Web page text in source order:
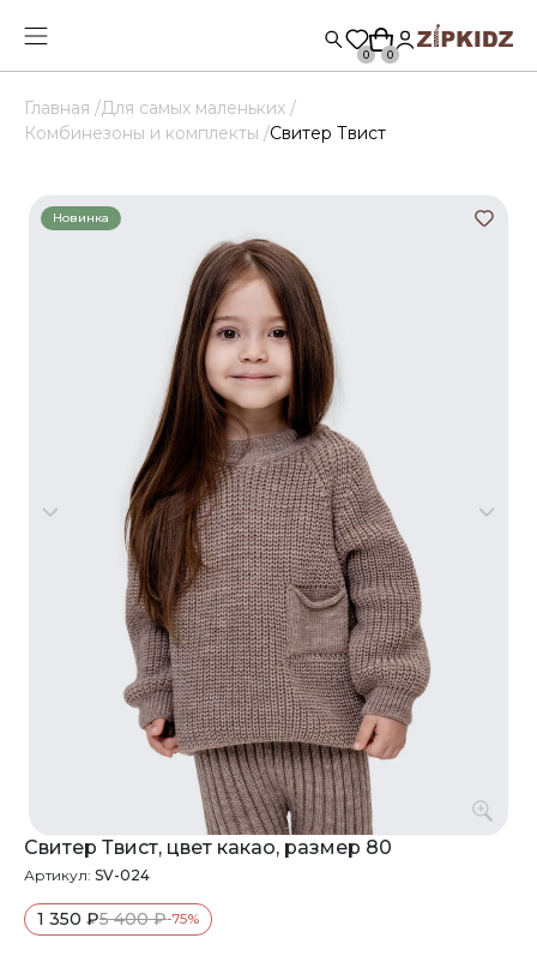
0 0
Главная /Для самых маленьких /
Комбинезоны и комплекты /Свитер Твист
Новинка
Свитер Твист, цвет какао, размер 80
Артикул: SV-024
1 350 ₽5 400 ₽-75%